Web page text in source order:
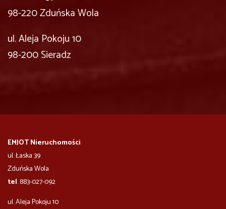
98-220 Zduńska Wola
ul. Aleja Pokoju 10
98-200 Sieradz
EMJOT Nieruchomości
ul. Łaska 39
Zduńska Wola
tel. 883-027-092
ul. Aleja Pokoju 10